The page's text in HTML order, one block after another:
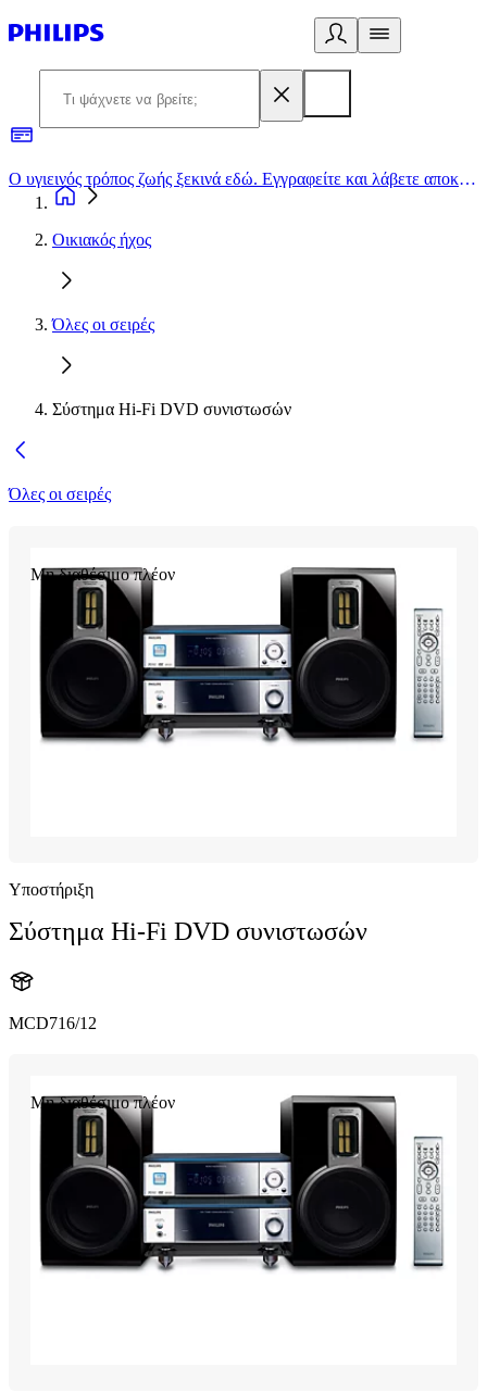
Ο υγιεινός τρόπος ζωής ξεκινά εδώ. Εγγραφείτε και λάβετε αποκλειστικές προσφορές
Οικιακός ήχος
Όλες οι σειρές
Σύστημα Hi-Fi DVD συνιστωσών
Όλες οι σειρές
Μη διαθέσιμο πλέον
Υποστήριξη
Σύστημα Hi-Fi DVD συνιστωσών
MCD716/12
Μη διαθέσιμο πλέον